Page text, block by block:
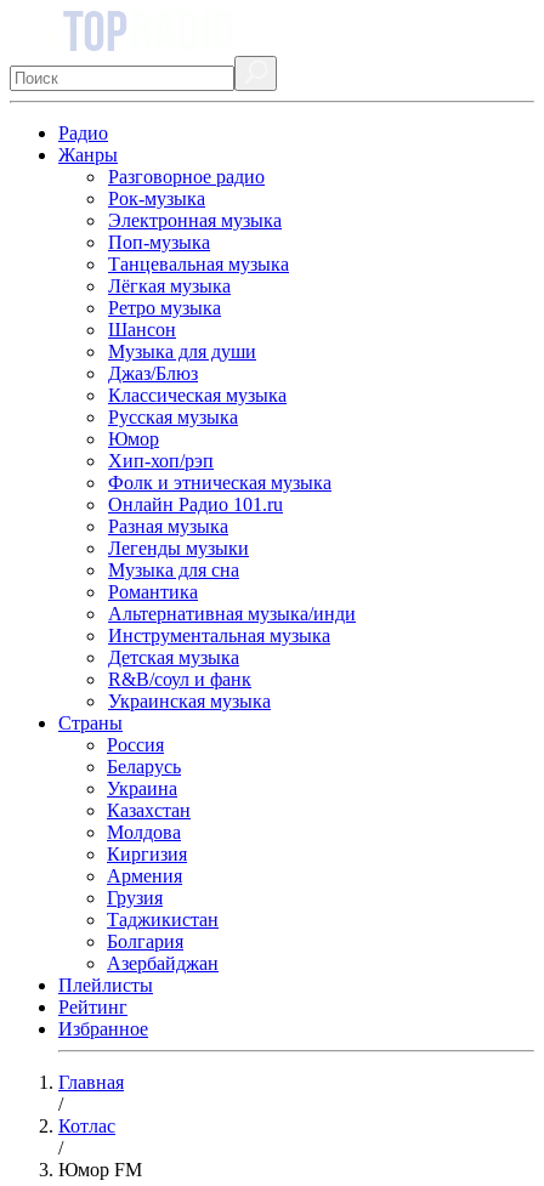
Радио
Жанры
Разговорное радио
Рок-музыка
Электронная музыка
Поп-музыка
Танцевальная музыка
Лёгкая музыка
Ретро музыка
Шансон
Музыка для души
Джаз/Блюз
Классическая музыка
Русская музыка
Юмор
Хип-хоп/рэп
Фолк и этническая музыка
Онлайн Радио 101.ru
Разная музыка
Легенды музыки
Музыка для сна
Романтика
Альтернативная музыка/инди
Инструментальная музыка
Детская музыка
R&B/cоул и фанк
Украинская музыка
Страны
Россия
Беларусь
Украина
Казахстан
Молдова
Киргизия
Армения
Грузия
Таджикистан
Болгария
Азербайджан
Плейлисты
Рейтинг
Избранное
Главная
/
Котлас
/
Юмор FM